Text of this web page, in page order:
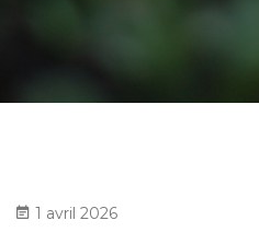
1 avril 2026